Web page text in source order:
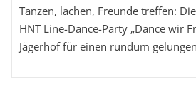
Tanzen, lachen, Freunde treffen:
HNT Line-Dance-Party „Dance wir
Jägerhof für einen rundum